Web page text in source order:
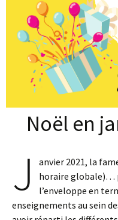
Noël en
J
anvier 2021, la
horaire globale)…
l’enveloppe en
enseignements au sein